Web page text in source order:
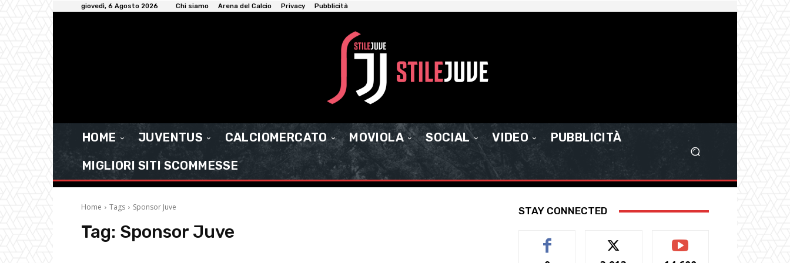
giovedì, 6 Agosto 2026 Chi siamo Arena del Calcio Privacy Pubblicità
HOME JUVENTUS CALCIOMERCATO MOVIOLA SOCIAL VIDEO
PUBBLICITÀ
MIGLIORI SITI SCOMMESSE
Home Tags Sponsor Juve
Tag: Sponsor Juve
STAY CONNECTED